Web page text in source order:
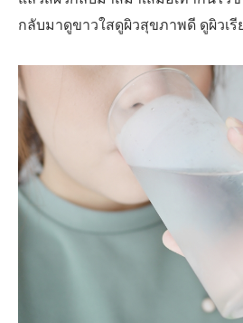
กลับมาดูขาวใสดูผิวสุขภาพดี ดูผิวเรี